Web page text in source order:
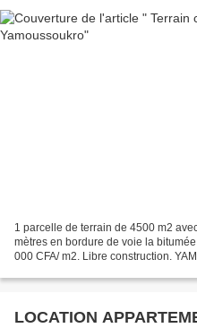
1 parcelle de terrain de 4500 m2
mètres en bordure de voie la
000 CFA/ m2. Libre construction.
LOCATION